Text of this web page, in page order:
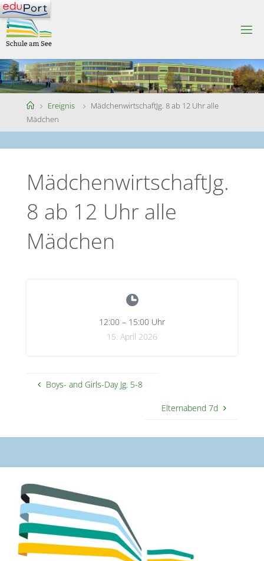
Skip
to
content
CHU
LEA
MS
EE
HomeEreignis
MädchenwirtschaftJg. 8 ab 12 Uhr alle
Mädchen
MädchenwirtschaftJg.
8 ab 12 Uhr alle
Mädchen
12:00 – 15:00 Uhr
15. April 2026
Boys- and Girls-Day Jg. 5-8
Elternabend 7d